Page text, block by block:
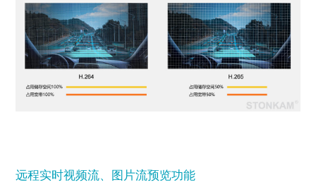
远程实时视频流、图片流预览功能